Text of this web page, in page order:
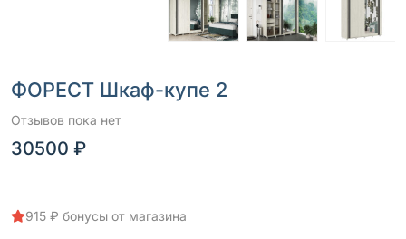
ФОРЕСТ Шкаф-купе 2
Отзывов пока нет
30500 ₽
915 ₽ бонусы от магазина